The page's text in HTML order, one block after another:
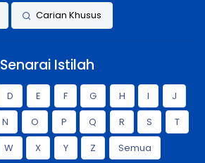
Carian Khusus
Senarai Istilah
D E F G H I
J
N O P Q R S
T
W X Y Z Semua